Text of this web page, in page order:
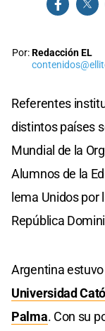
Por:Redacción EL
Referentes
distintos países
Mundial de la
Alumnos de la
lema Unidos por
República
Argentina
Universidad
Palma. Con su